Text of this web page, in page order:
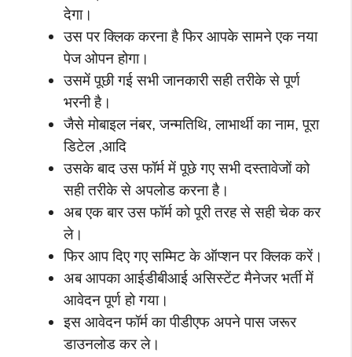
देगा।
उस पर क्लिक करना है फिर आपके सामने एक नया
पेज ओपन होगा।
उसमें पूछी गई सभी जानकारी सही तरीके से पूर्ण
भरनी है।
जैसे मोबाइल नंबर, जन्मतिथि, लाभार्थी का नाम, पूरा
डिटेल ,आदि
उसके बाद उस फॉर्म में पूछे गए सभी दस्तावेजों को
सही तरीके से अपलोड करना है।
अब एक बार उस फॉर्म को पूरी तरह से सही चेक कर
ले।
फिर आप दिए गए सम्मिट के ऑप्शन पर क्लिक करें।
अब आपका आईडीबीआई असिस्टेंट मैनेजर भर्ती में
आवेदन पूर्ण हो गया।
इस आवेदन फॉर्म का पीडीएफ अपने पास जरूर
डाउनलोड कर ले।